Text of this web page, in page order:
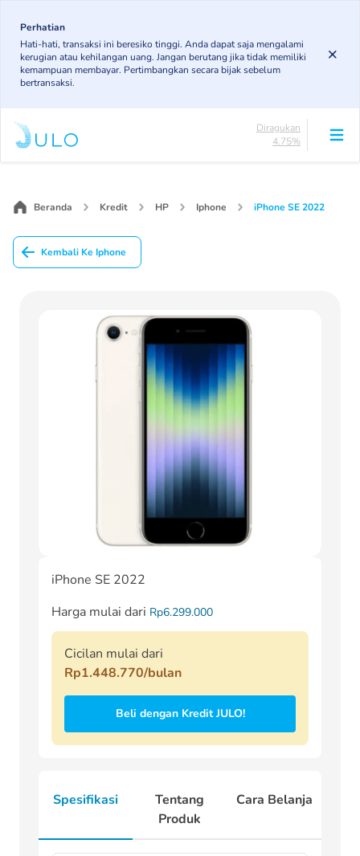
main
content
Perhatian
Hati-hati, transaksi ini beresiko tinggi. Anda dapat saja mengalami
kerugian atau kehilangan uang. Jangan berutang jika tidak memiliki
kemampuan membayar. Pertimbangkan secara bijak sebelum
bertransaksi.
85.19%
DPK
3.43%
Diragukan
4.75%
85.19%
Beranda Kredit HP Iphone iPhone SE 2022
Kembali Ke Iphone
iPhone SE 2022
Harga mulai dari Rp6.299.000
Cicilan mulai dari
Rp1.448.770/bulan
Beli dengan Kredit JULO!
Spesifikasi
Tentang
Produk
Cara Belanja